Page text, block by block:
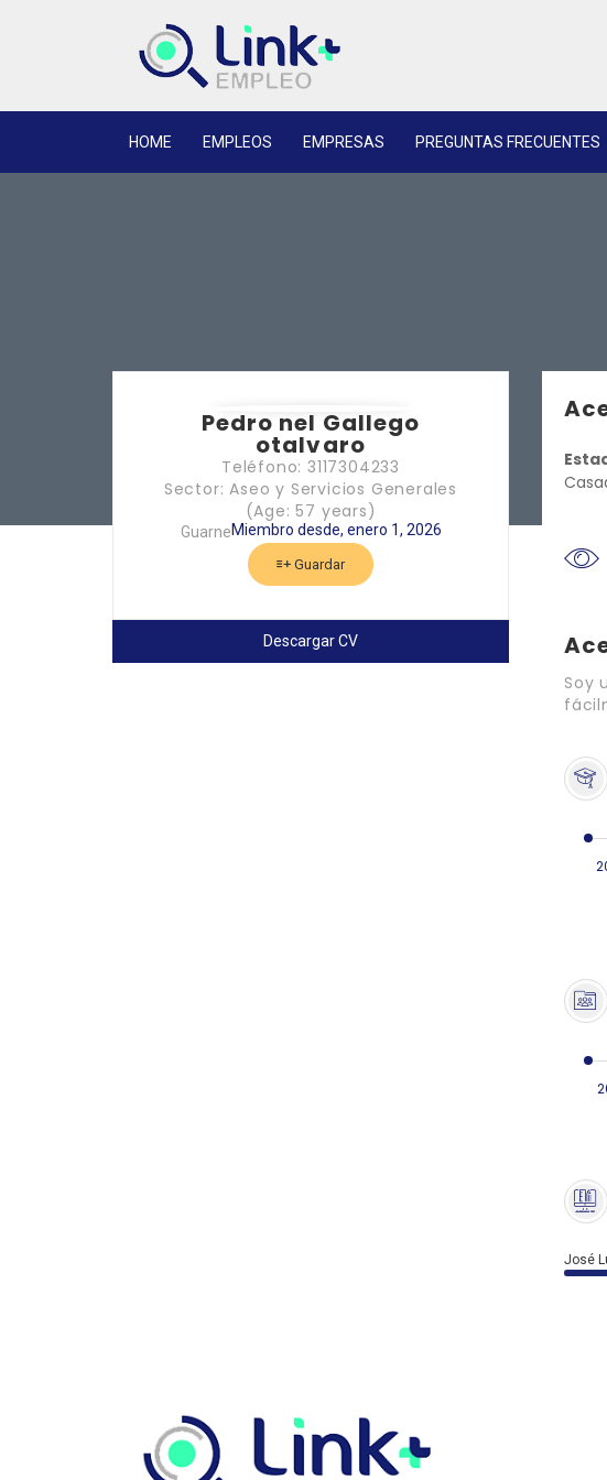
HOME EMPLEOS EMPRESAS PREGUNTAS FRECUENTES
Pedro nel Gallego
otalvaro
Teléfono: 3117304233
Sector: Aseo y Servicios Generales
(Age: 57 years)
GuarneMiembro desde, enero 1, 2026
Guardar
Descargar CV
Soy
José